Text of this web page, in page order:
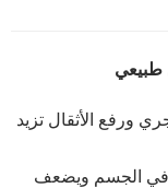
طبيعي
ورفع الأثقال تزيد
في الجسم ويضعف